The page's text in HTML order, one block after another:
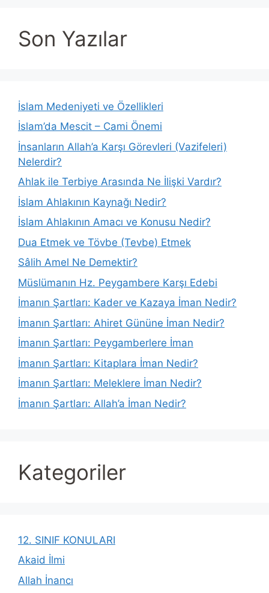
Son Yazılar
İslam Medeniyeti ve Özellikleri
İslam’da Mescit – Cami Önemi
İnsanların Allah’a Karşı Görevleri (Vazifeleri)
Nelerdir?
Ahlak ile Terbiye Arasında Ne İlişki Vardır?
İslam Ahlakının Kaynağı Nedir?
İslam Ahlakının Amacı ve Konusu Nedir?
Dua Etmek ve Tövbe (Tevbe) Etmek
Sâlih Amel Ne Demektir?
Müslümanın Hz. Peygambere Karşı Edebi
İmanın Şartları: Kader ve Kazaya İman Nedir?
İmanın Şartları: Ahiret Gününe İman Nedir?
İmanın Şartları: Peygamberlere İman
İmanın Şartları: Kitaplara İman Nedir?
İmanın Şartları: Meleklere İman Nedir?
İmanın Şartları: Allah’a İman Nedir?
Kategoriler
12. SINIF KONULARI
Akaid İlmi
Allah İnancı